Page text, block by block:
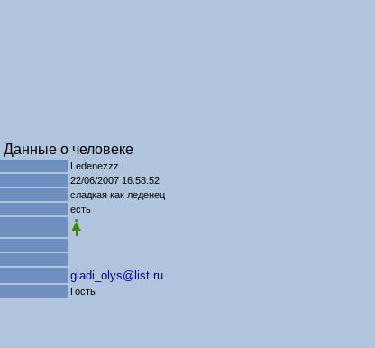
Данные о человеке
Ledenezzz
22/06/2007 16:58:52
сладкая как леденец
есть
gladi_olys@list.ru
Гость